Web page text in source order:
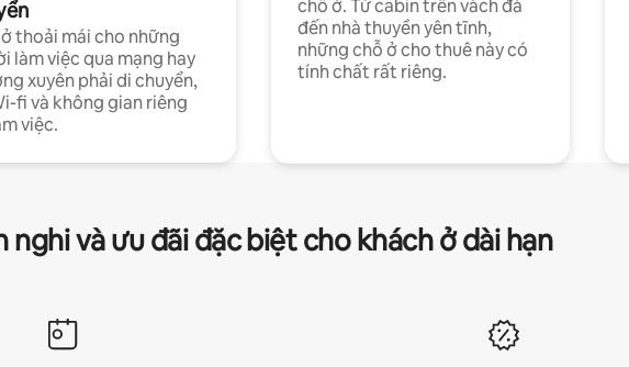
thoải mái cho những
làm việc qua mạng hay
xuyên phải di chuyển,
fi và không gian riêng
việc.
chỗ ở. Từ cabin trên vách đá
đến nhà thuyền yên tĩnh,
những chỗ ở cho thuê này có
tính chất rất riêng.
nghi và ưu đãi đặc biệt cho khách ở dài hạn